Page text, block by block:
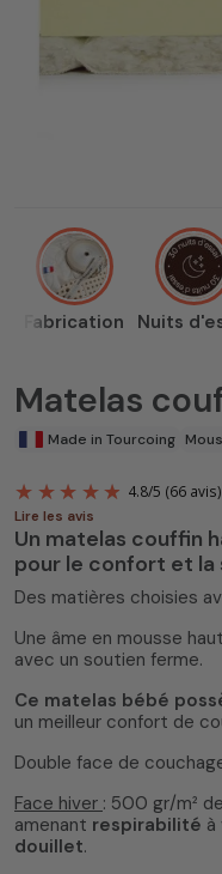
Fabrication Nuits
Matelas
4.8/ 5 (66
Made in Tourcoing
Lire les avis
Un matelas couffin
pour le confort et la
Des matières choisies
Une âme en mousse
avec un soutien ferme.
Ce matelas bébé
un meilleur confort de
Double face de
Face hiver : 500 gr/m²
amenant respirabilité à
douillet.